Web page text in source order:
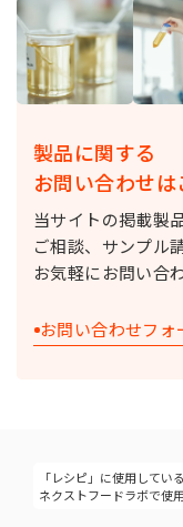
製品に関する
お問い合わせは
当サイトの掲載製
ご相談、サンプル
お気軽にお問い合
お問い合わせフォ
「レシピ」に使用してい
ネクストフードラボで使